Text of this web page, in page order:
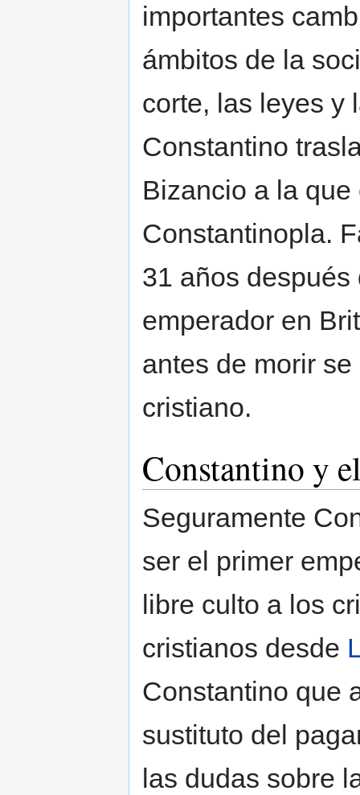
importantes
ámbitos de la
corte, las leyes y
Constantino
Bizancio a la
Constantinopla.
31 años
emperador en
antes de morir
cristiano.
Constantino y
Seguramente
ser el primer
libre culto a los
cristianos desde
Constantino que
sustituto del
las dudas sobre